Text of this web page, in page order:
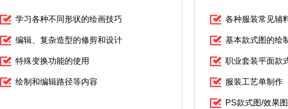
学习各种不同形状的绘画技巧
编辑、复杂造型的修剪和设计
特殊变换功能的使用
绘制和编辑路径等内容
各种服装常见辅
基本款式图的绘
职业套装平面款
服装工艺单制作
PS款式图/效果